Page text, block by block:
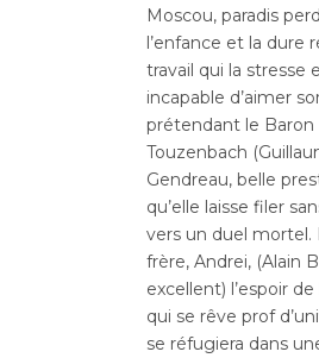
Moscou, paradis
l’enfance et la dure
travail qui la stresse
incapable d’aimer
prétendant le Baron
Touzenbach
Gendreau, belle
qu’elle laisse filer
vers un duel mortel.
frère, Andrei, (Alain
excellent) l’espoir
qui se rêve prof
se réfugiera dans